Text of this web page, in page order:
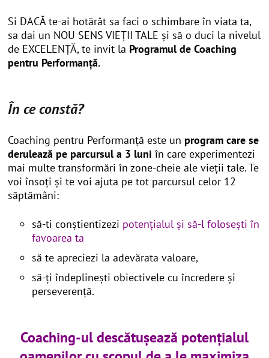
Si DACĂ te-ai hotărât sa faci o schimbare în viata ta,
sa dai un NOU SENS VIEȚII TALE și să o duci la nivelul
de EXCELENȚĂ, te invit la Programul de Coaching
pentru Performanță.
În ce constă?
Coaching pentru Performanță este un program care se
derulează pe parcursul a 3 luni în care experimentezi
mai multe transformări în zone-cheie ale vieții tale. Te
voi însoți și te voi ajuta pe tot parcursul celor 12
săptămâni:
să-ti conștientizezi potențialul și să-l folosești în
favoarea ta
să te apreciezi la adevărata valoare,
să-ți îndeplinești obiectivele cu încredere și
perseverență.
Coaching-ul descătușează potențialul